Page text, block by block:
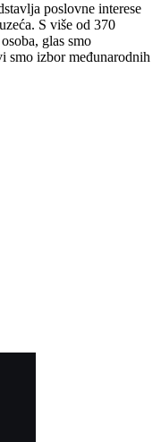
poslovne interese
S više od 370
glas smo
smo izbor međunarodnih